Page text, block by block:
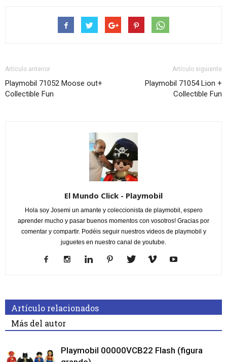
Artículo anterior
Playmobil 71052 Moose out+
Collectible Fun
Artículo siguiente
Playmobil 71054 Lion +
Collectible Fun
El Mundo Click - Playmobil
Hola soy Josemi un amante y coleccionista de playmobil, espero
aprender mucho y pasar buenos momentos con vosotros! Gracias por
comentar y compartir. Podéis seguir nuestros videos de playmobil y
juguetes en nuestro canal de youtube.
Artículo relacionados
Más del autor
Playmobil 00000VCB22 Flash (figura